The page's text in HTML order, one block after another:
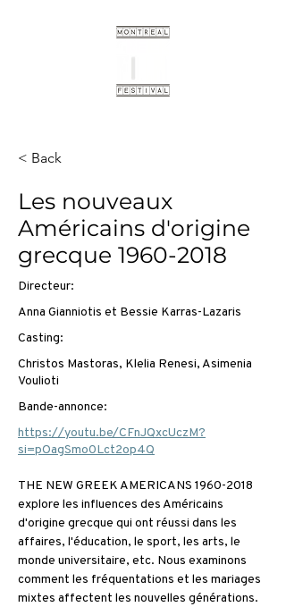
< Back
Les nouveaux
Américains d'origine
grecque 1960-2018
Directeur:
Anna Gianniotis et Bessie Karras-Lazaris
Casting:
Christos Mastoras, Klelia Renesi, Asimenia
Voulioti
Bande-annonce:
https://youtu.be/CFnJQxcUczM?
si=pOagSmo0Lct2op4Q
THE NEW GREEK AMERICANS 1960-2018
explore les influences des Américains
d'origine grecque qui ont réussi dans les
affaires, l'éducation, le sport, les arts, le
monde universitaire, etc. Nous examinons
comment les fréquentations et les mariages
mixtes affectent les nouvelles générations.